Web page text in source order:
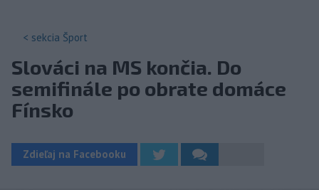
< sekcia Šport
Slováci na MS končia. Do
semifinále po obrate domáce
Fínsko
Zdieľaj na Facebooku